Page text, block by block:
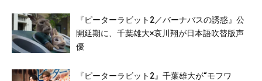
『ピーターラビット2／バーナバスの誘惑』公
開延期に、千葉雄大×哀川翔が日本語吹替版声
優
『ピーターラビット2』千葉雄大が“モフワ